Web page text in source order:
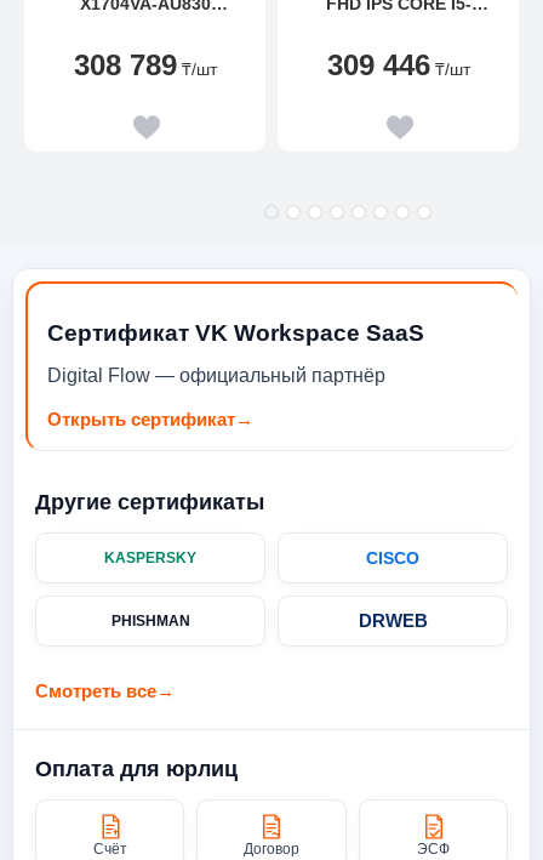
308 789 ₸/шт
GRAPHICS/DOS/GRAY
309 446 ₸/шт
Сертификат VK Workspace SaaS
Digital Flow — официальный партнёр
Открыть сертификат→
Другие сертификаты
KASPERSKY CISCO
PHISHMAN DRWEB
Смотреть все→
Оплата для юрлиц
Счёт Договор ЭСФ